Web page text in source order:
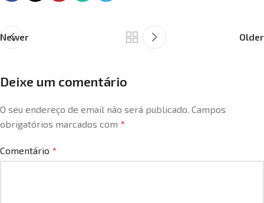
Newer Older
Deixe um comentário
O seu endereço de email não será publicado. Campos
obrigatórios marcados com *
Comentário *